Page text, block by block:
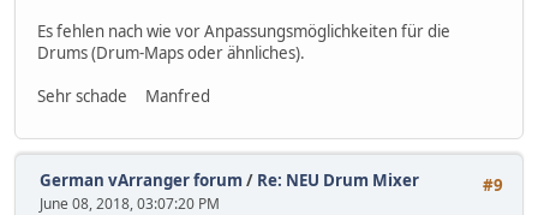
Es fehlen nach wie vor Anpassungsmöglichkeiten für die
Drums (Drum-Maps oder ähnliches).
Sehr schade Manfred
#9
German vArranger forum / Re: NEU Drum Mixer
June 08, 2018, 03:07:20 PM